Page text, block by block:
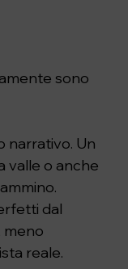
sono
narrativo. Un
valle o anche
dal
meno
reale.